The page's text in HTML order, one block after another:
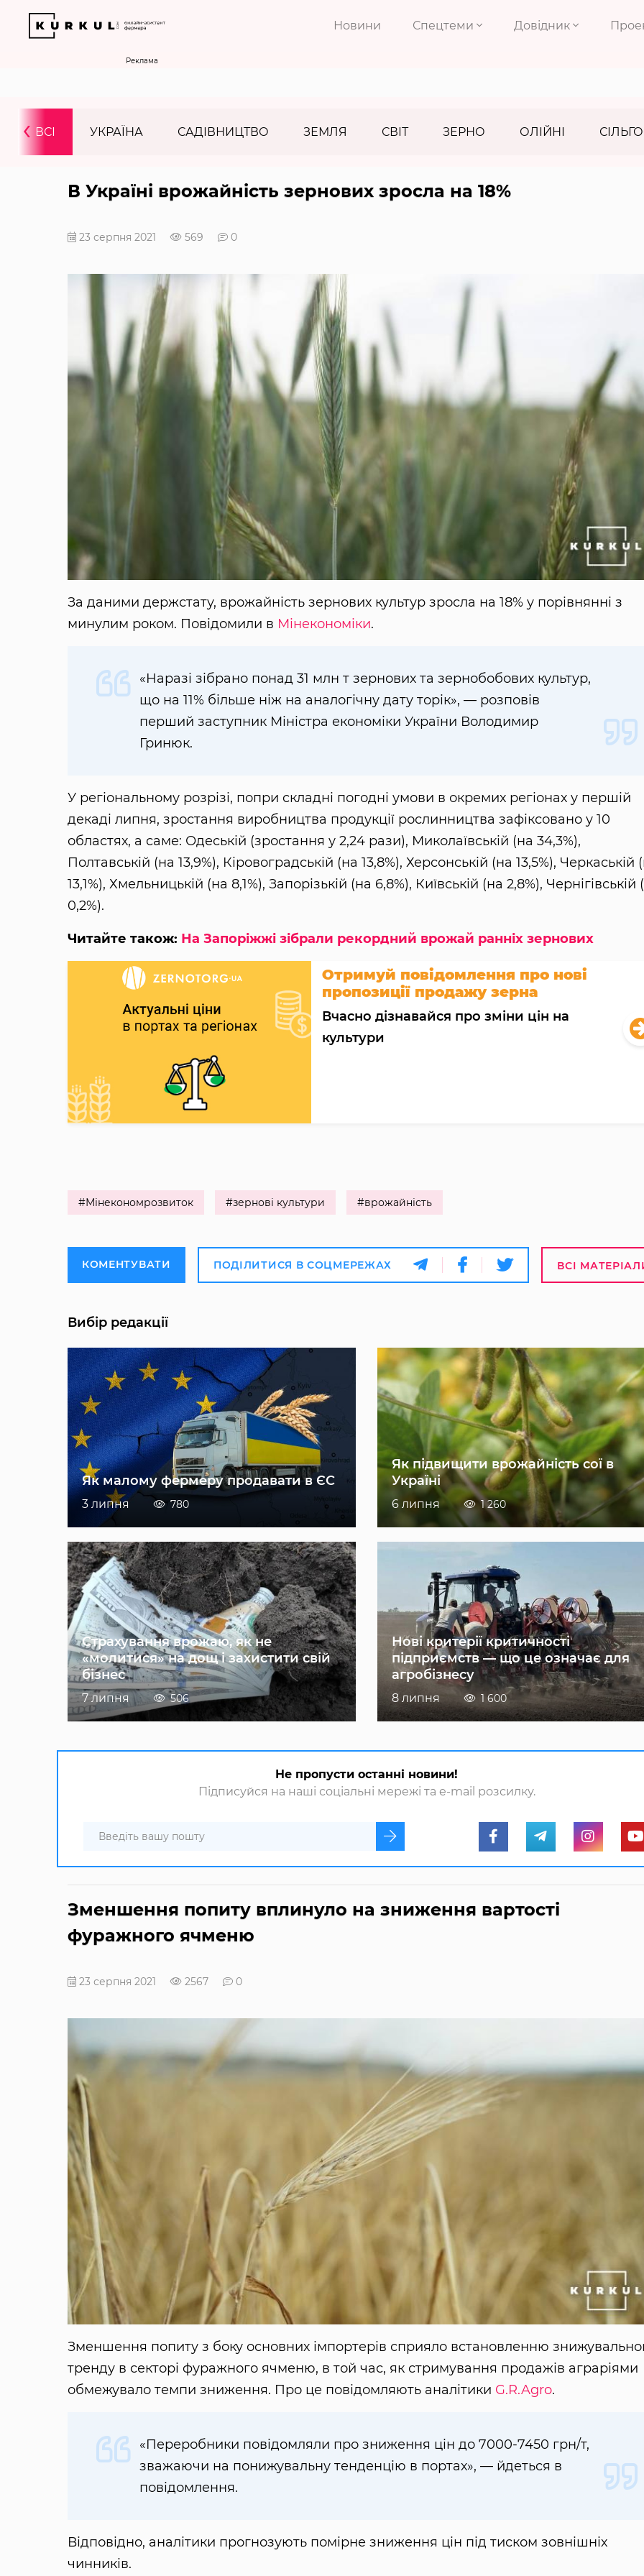
Новини Спецтеми Довідник
Реклама
ВСІ УКРАЇНА САДІВНИЦТВО ЗЕМЛЯ СВІТ ЗЕРНО ОЛІЙНІ
‹
В Україні врожайність зернових зросла на 18%
23 серпня 2021 569 0
За даними держстату, врожайність зернових культур зросла на 18% у порівнянні з
минулим роком. Повідомили в Мінекономіки.
«Наразі зібрано понад 31 млн т зернових та зернобобових культур,
що на 11% більше ніж на аналогічну дату торік», — розповів
перший заступник Міністра економіки України Володимир
Гринюк.
У регіональному розрізі, попри складні погодні умови в окремих регіонах у першій
декаді липня, зростання виробництва продукції рослинництва зафіксовано у 10
областях, а саме: Одеській (зростання у 2,24 рази), Миколаївській (на 34,3%),
Полтавській (на 13,9%), Кіровоградській (на 13,8%), Херсонській (на 13,5%), Черкаській
13,1%), Хмельницькій (на 8,1%), Запорізькій (на 6,8%), Київській (на 2,8%), Чернігівській
0,2%).
Читайте також: На Запоріжжі зібрали рекордний врожай ранніх зернових
Отримуй повідомлення про нові
пропозиції продажу зерна
Вчасно дізнавайся про зміни цін на
культури
#Мінекономрозвиток #зернові культури #врожайність
КОМЕНТУВАТИ ПОДІЛИТИСЯ В СОЦМЕРЕЖАХ ВСІ
Вибір редакції
Як малому фермеру продавати в ЄС
3 липня 780
Як підвищити врожайність сої в
Україні
6 липня 1 260
Страхування врожаю, як не
«молитися» на дощ і захистити свій
бізнес
7 липня 506
Нові критерії критичності
підприємств — що це означає для
агробізнесу
8 липня 1 600
Не пропусти останні новини!
Підписуйся на наші соціальні мережі та e-mail розсилку.
Зменшення попиту вплинуло на зниження вартості
фуражного ячменю
23 серпня 2021 2567 0
Зменшення попиту з боку основних імпортерів сприяло встановленню
тренду в секторі фуражного ячменю, в той час, як стримування продажів аграріями
обмежувало темпи зниження. Про це повідомляють аналітики G.R.Agro.
«Переробники повідомляли про зниження цін до 7000-7450 грн/т,
зважаючи на понижувальну тенденцію в портах», — йдеться в
повідомлення.
Відповідно, аналітики прогнозують помірне зниження цін під тиском зовнішніх
чинників.